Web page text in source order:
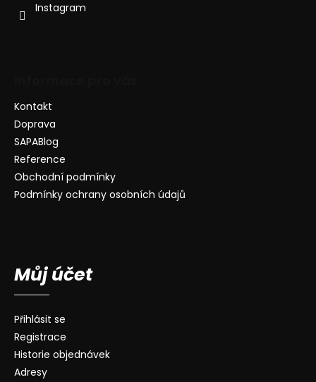
Instagram
Kontakt
Doprava
SAPABlog
Reference
Obchodní podmínky
Podmínky ochrany osobních údajů
Můj účet
Přihlásit se
Registrace
Historie objednávek
Adresy